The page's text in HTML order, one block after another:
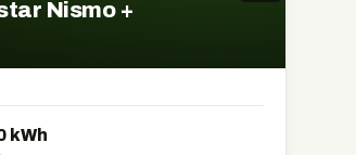
Nismo +
kWh